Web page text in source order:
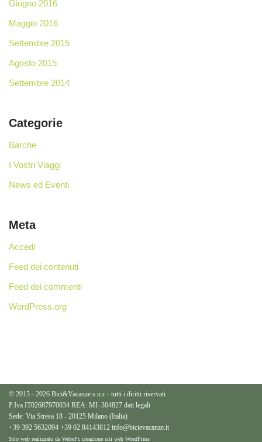
Giugno 2016
Maggio 2016
Settembre 2015
Agosto 2015
Settembre 2014
Categorie
Barche
I Vostri Viaggi
News ed Eventi
Meta
Accedi
Feed dei contenuti
Feed dei commenti
WordPress.org
© 2015 - 2026 Bici&Vacanze s.n.c - tutti i diritti riservati
P.Iva IT02687970034 REA: MI–304827 dati legali
Sede: Via Stresa 18 - 20125 Milano (Italia)
+39 392 5632094 +39 02 84143812 info@bicievacanze.it
Sito web realizzato da WebePc creazione siti web WordPress